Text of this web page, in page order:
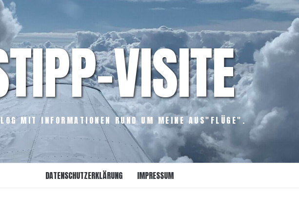
VISITE
MIT INFORMATIONEN RUND UM MEINE AUS"FLÜGE".
DATENSCHUTZERKLÄRUNG IMPRESSUM